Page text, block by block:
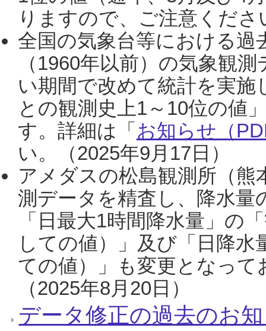
りますので、ご注意くだ
全国の気象台等における過
（1960年以前）の気象観
い期間で改めて統計を実
との観測史上1～10位の値
す。詳細は「 お知らせ（
い。（2025年9月17日）
アメダスの松島観測所（熊
測データを精査し、降水
「日最大1時間降水量」の
しての値）」及び「日降
ての値）」も変更となっ
（2025年8月20日）
データ修正の過去のお